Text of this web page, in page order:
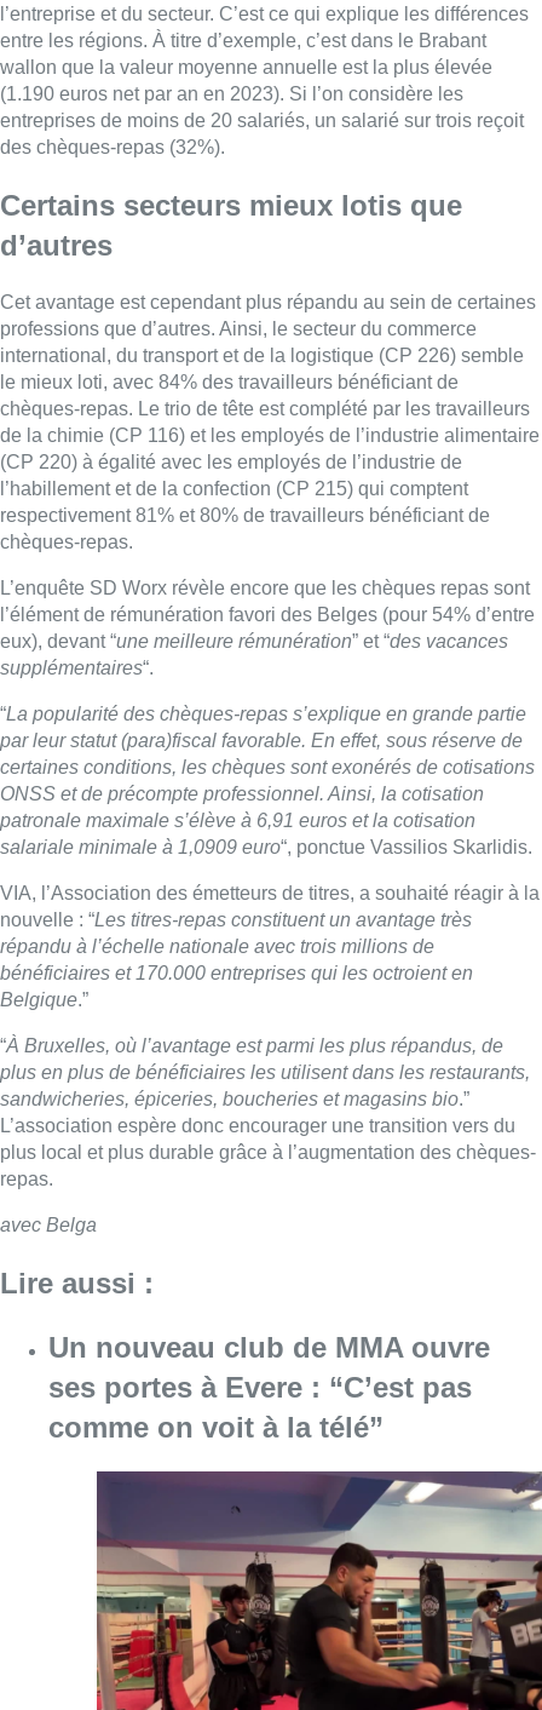
l’entreprise et du secteur. C’est ce qui explique les différences
entre les régions. À titre d’exemple, c’est dans le Brabant
wallon que la valeur moyenne annuelle est la plus élevée
(1.190 euros net par an en 2023). Si l’on considère les
entreprises de moins de 20 salariés, un salarié sur trois reçoit
des chèques-repas (32%).
Certains secteurs mieux lotis que
d’autres
Cet avantage est cependant plus répandu au sein de certaines
professions que d’autres. Ainsi, le secteur du commerce
international, du transport et de la logistique (CP 226) semble
le mieux loti, avec 84% des travailleurs bénéficiant de
chèques-repas. Le trio de tête est complété par les travailleurs
de la chimie (CP 116) et les employés de l’industrie alimentaire
(CP 220) à égalité avec les employés de l’industrie de
l’habillement et de la confection (CP 215) qui comptent
respectivement 81% et 80% de travailleurs bénéficiant de
chèques-repas.
L’enquête SD Worx révèle encore que les chèques repas sont
l’élément de rémunération favori des Belges (pour 54% d’entre
eux), devant “une meilleure rémunération” et “des vacances
supplémentaires“.
“La popularité des chèques-repas s’explique en grande partie
par leur statut (para)fiscal favorable. En effet, sous réserve de
certaines conditions, les chèques sont exonérés de cotisations
ONSS et de précompte professionnel. Ainsi, la cotisation
patronale maximale s’élève à 6,91 euros et la cotisation
salariale minimale à 1,0909 euro“, ponctue Vassilios Skarlidis.
VIA, l’Association des émetteurs de titres, a souhaité réagir à la
nouvelle : “Les titres-repas constituent un avantage très
répandu à l’échelle nationale avec trois millions de
bénéficiaires et 170.000 entreprises qui les octroient en
Belgique.”
“À Bruxelles, où l’avantage est parmi les plus répandus, de
plus en plus de bénéficiaires les utilisent dans les restaurants,
sandwicheries, épiceries, boucheries et magasins bio.”
L’association espère donc encourager une transition vers du
plus local et plus durable grâce à l’augmentation des chèques-
repas.
avec Belga
Lire aussi :
Un nouveau club de MMA ouvre
ses portes à Evere : “C’est pas
comme on voit à la télé”